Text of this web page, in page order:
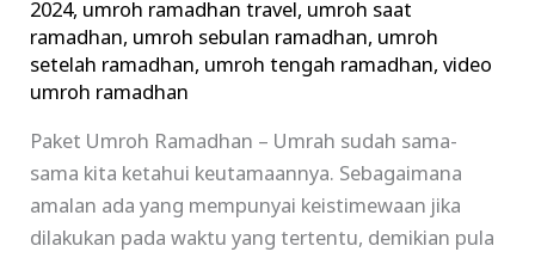
2024, umroh ramadhan travel, umroh saat
ramadhan, umroh sebulan ramadhan, umroh
setelah ramadhan, umroh tengah ramadhan,video
umroh ramadhan
Paket Umroh Ramadhan – Umrah sudah sama-
sama kita ketahui keutamaannya. Sebagaimana
amalan ada yang mempunyai keistimewaan jika
dilakukan pada waktu yang tertentu, demikian pula